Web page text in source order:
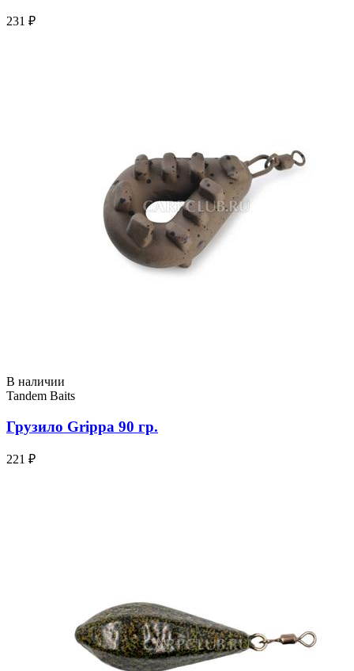
231 ₽
В наличии
Tandem Baits
Грузило Grippa 90 гр.
221 ₽